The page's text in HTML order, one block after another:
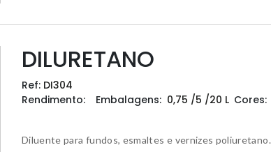
DILURETANO
Ref: DI304
Rendimento:
Embalagens: 0,75 /5 /20 L Cores:
Diluente para fundos, esmaltes e vernizes poliuretano.